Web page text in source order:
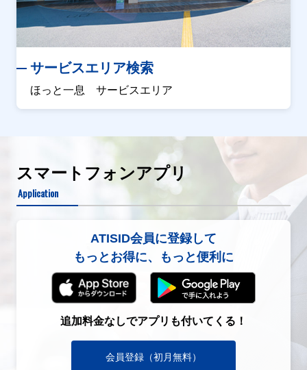
サービスエリア検索
ほっと一息 サービスエリア
スマートフォンアプリ
Application
ATISID会員に登録して
もっとお得に、もっと便利に
追加料金なしでアプリも付いてくる！
会員登録（初月無料）